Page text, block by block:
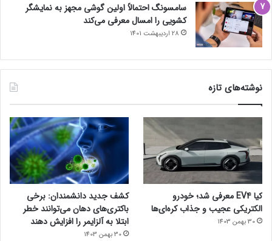
سامسونگ احتمالاً اولین گوشی مجهز به نمایشگر
کشویی را امسال معرفی می‌کند
28 اردیبهشت 1401
نوشته‌های تازه
کیا EV4 معرفی شد؛ خودرو
الکتریکی عجیب و جذاب کره‌ای‌ها
30 بهمن 1403
کشف جدید دانشمندان: برخی
باکتری‌های دهان می‌توانند خطر
ابتلا به آلزایمر را افزایش دهند
30 بهمن 1403